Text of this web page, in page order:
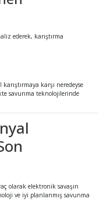
ederek, karıştırma
karşı neredeyse
savunma teknolojilerinde
olarak elektronik savaşın
ve iyi planlanmış savunma